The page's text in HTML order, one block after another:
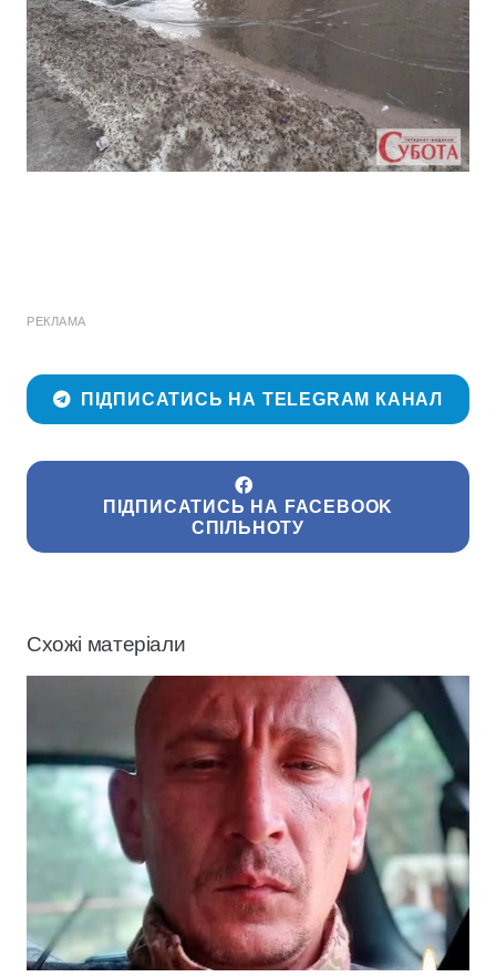
РЕКЛАМА
ПІДПИСАТИСЬ НА TELEGRAM КАНАЛ
ПІДПИСАТИСЬ НА FACEBOOK
СПІЛЬНОТУ
Схожі матеріали